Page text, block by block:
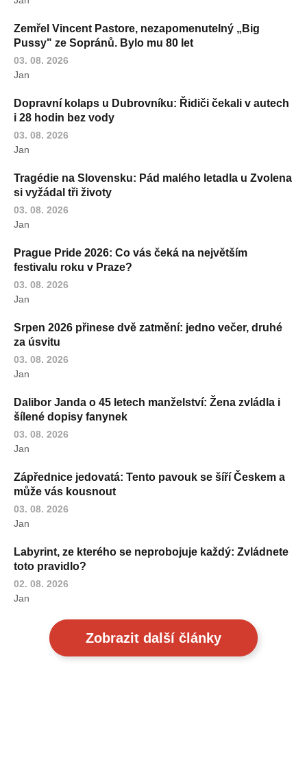
Zemřel Vincent Pastore, nezapomenutelný „Big
Pussy" ze Sopránů. Bylo mu 80 let
03. 08. 2026
Jan
Dopravní kolaps u Dubrovníku: Řidiči čekali v autech
i 28 hodin bez vody
03. 08. 2026
Jan
Tragédie na Slovensku: Pád malého letadla u Zvolena
si vyžádal tři životy
03. 08. 2026
Jan
Prague Pride 2026: Co vás čeká na největším
festivalu roku v Praze?
03. 08. 2026
Jan
Srpen 2026 přinese dvě zatmění: jedno večer, druhé
za úsvitu
03. 08. 2026
Jan
Dalibor Janda o 45 letech manželství: Žena zvládla i
šílené dopisy fanynek
03. 08. 2026
Jan
Zápřednice jedovatá: Tento pavouk se šíří Českem a
může vás kousnout
03. 08. 2026
Jan
Labyrint, ze kterého se neprobojuje každý: Zvládnete
toto pravidlo?
02. 08. 2026
Jan
Zobrazit další články